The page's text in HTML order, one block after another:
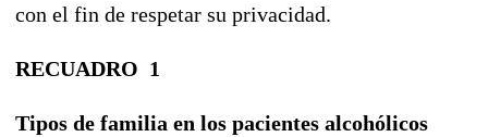
con el fin de respetar su privacidad.
RECUADRO 1
Tipos de familia en los pacientes alcohólicos